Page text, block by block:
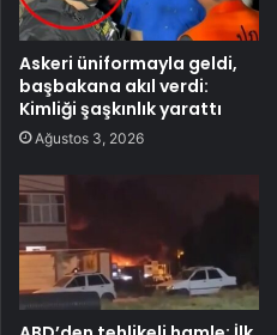
Askeri üniformayla geldi,
başbakana akıl verdi:
Kimliği şaşkınlık yarattı
Ağustos 3, 2026